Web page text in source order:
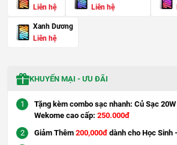
Liên hệ
Liên hệ
Xanh Dương
Liên hệ
KHUYẾN MẠI - ƯU ĐÃI
Tặng kèm combo sạc nhanh: Củ Sạc
Wekome cao cấp: 250.000đ
Giảm Thêm 200,000đ dành cho Học Sinh